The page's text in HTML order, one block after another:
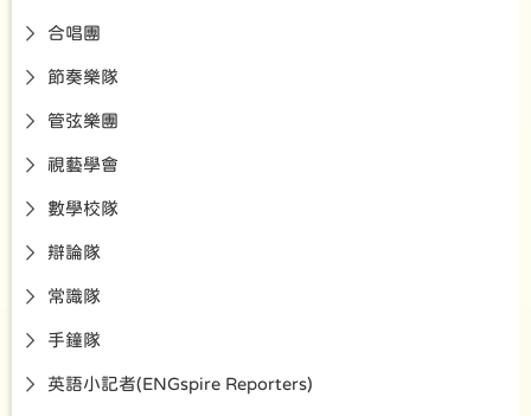
合唱團
節奏樂隊
管弦樂團
視藝學會
數學校隊
辯論隊
常識隊
手鐘隊
英語小記者(ENGspire Reporters)